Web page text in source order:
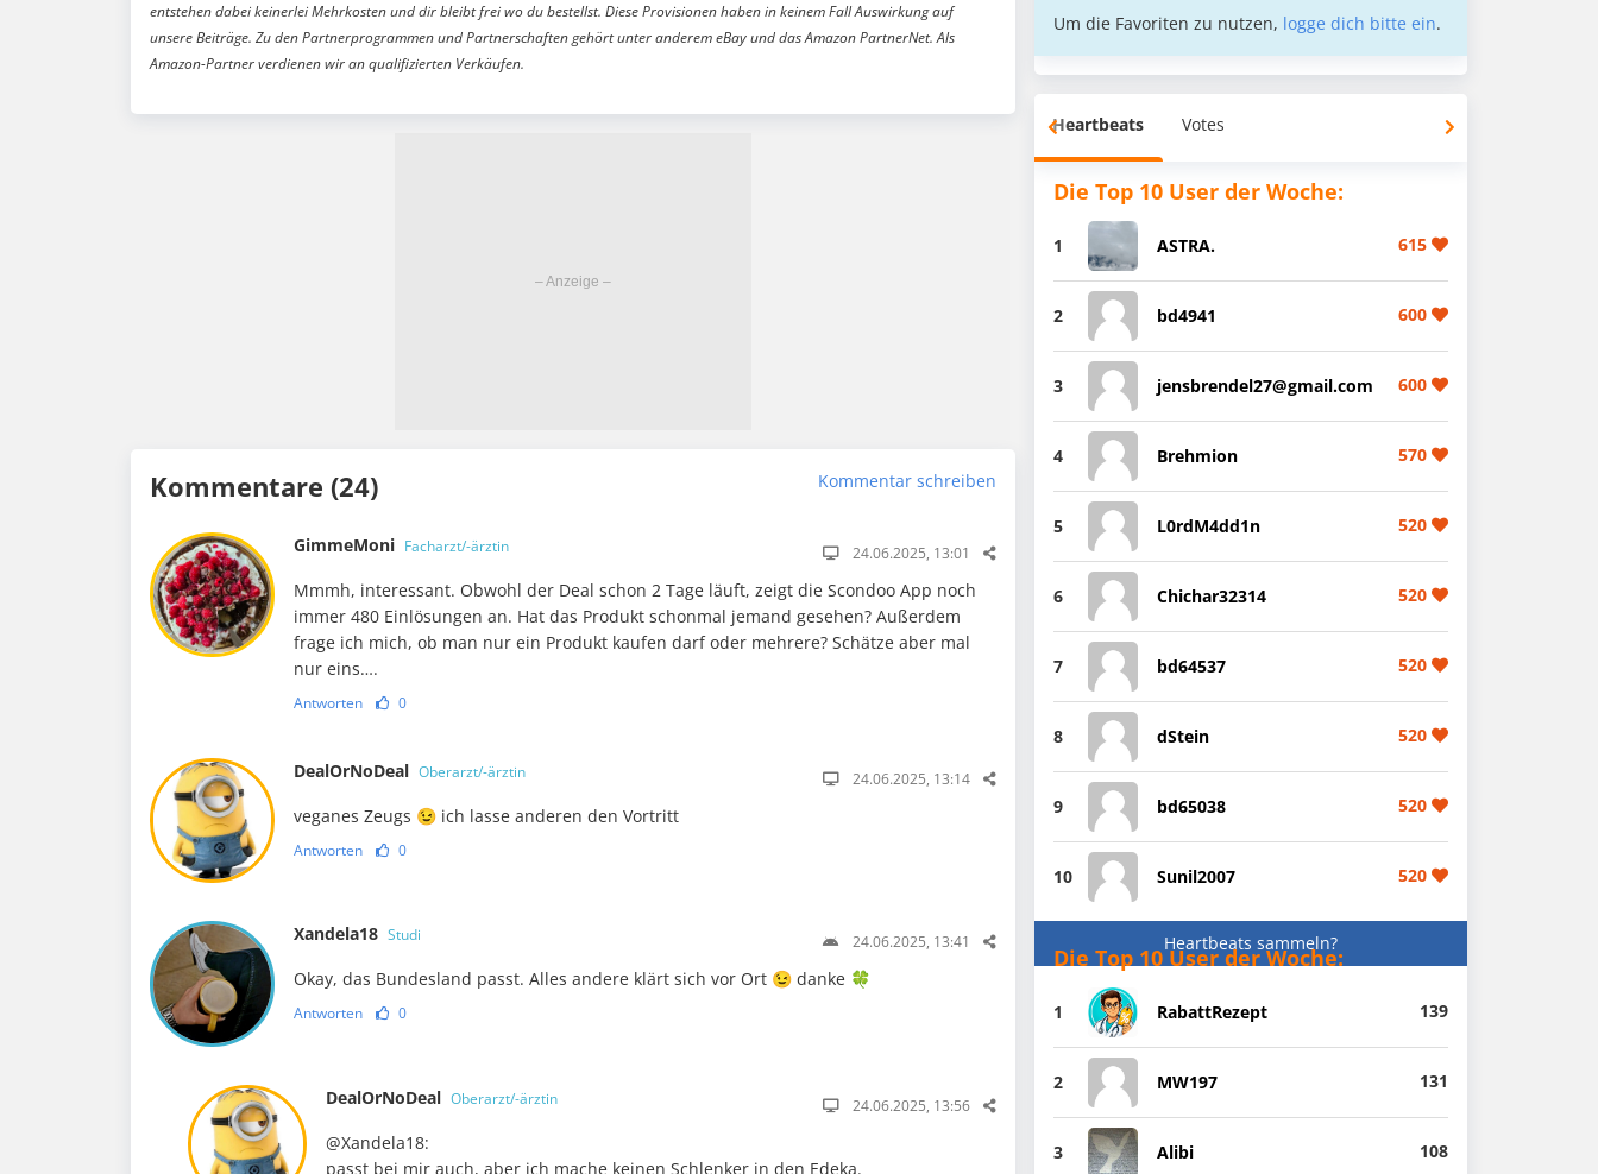
entstehen dabei keinerlei Mehrkosten und dir bleibt frei wo du bestellst. Diese Provisionen haben in keinem Fall Auswirkung auf
unsere Beiträge. Zu den Partnerprogrammen und Partnerschaften gehört unter anderem eBay und das Amazon PartnerNet. Als
Amazon-Partner verdienen wir an qualifizierten Verkäufen.
Kommentare (24) Kommentar schreiben
GimmeMoni Facharzt/-ärztin 24.06.2025, 13:01
Mmmh, interessant. Obwohl der Deal schon 2 Tage läuft, zeigt die Scondoo App noch
immer 480 Einlösungen an. Hat das Produkt schonmal jemand gesehen? Außerdem
frage ich mich, ob man nur ein Produkt kaufen darf oder mehrere? Schätze aber mal
nur eins….
Antworten 0
DealOrNoDeal Oberarzt/-ärztin 24.06.2025, 13:14
veganes Zeugs 😉 ich lasse anderen den Vortritt
Antworten 0
Xandela18 Studi 24.06.2025, 13:41
Okay, das Bundesland passt. Alles andere klärt sich vor Ort 😉 danke 🍀
Antworten 0
DealOrNoDeal Oberarzt/-ärztin 24.06.2025, 13:56
@Xandela18:
passt bei mir auch, aber ich mache keinen Schlenker in den Edeka.
Um die Favoriten zu nutzen, logge dich bitte ein.
Heartbeats Votes
Die Top 10 User der Woche:
1 ASTRA. 615
2 bd4941 600
3 jensbrendel27@gmail.com 600
4 Brehmion 570
5 L0rdM4dd1n 520
6 Chichar32314 520
7 bd64537 520
8 dStein 520
9 bd65038 520
10 Sunil2007 520
Heartbeats sammeln?
Die Top 10 User der Woche:
1 RabattRezept 139
2 MW197 131
3 Alibi 108